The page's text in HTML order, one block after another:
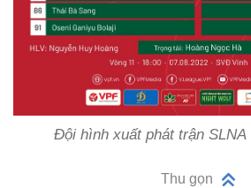
Đội hình xuất phát trận SLNA
Thu gọn